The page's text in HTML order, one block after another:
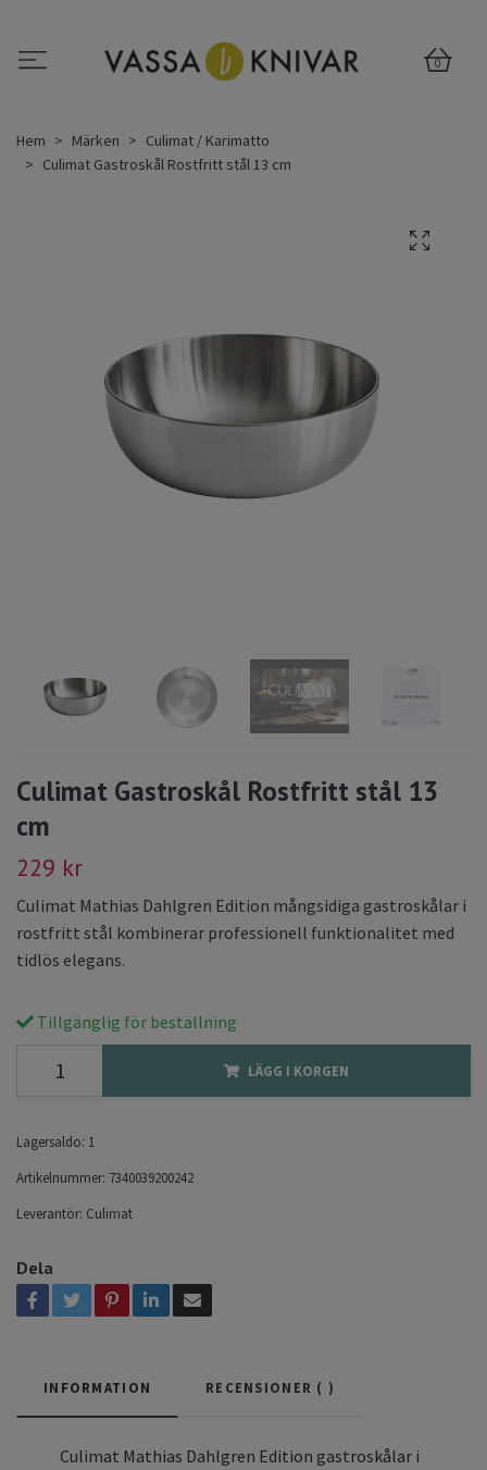
0
Hem Märken
Culimat / Karimatto
Culimat Gastroskål Rostfritt stål 13 cm
Culimat Gastroskål Rostfritt stål 13
cm
229 kr
Culimat Mathias Dahlgren Edition mångsidiga gastroskålar i
rostfritt stål kombinerar professionell funktionalitet med
tidlös elegans.
Tillgänglig för beställning
LÄGG I KORGEN
Lagersaldo: 1
Artikelnummer: 7340039200242
Leverantör: Culimat
Dela
INFORMATION RECENSIONER ( )
Culimat Mathias Dahlgren Edition gastroskålar i